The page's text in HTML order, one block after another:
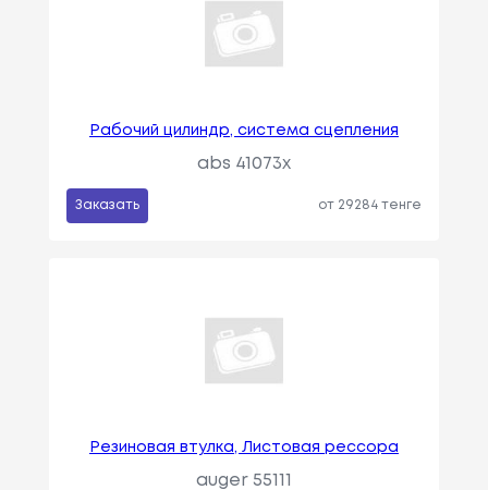
Рабочий цилиндр, система сцепления
abs 41073x
Заказать от 29284 тенге
Peзинoвaя втyлка, Листовая рессора
auger 55111